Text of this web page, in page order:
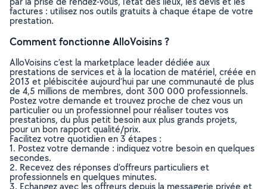
factures : utilisez nos outils gratuits à chaque étape de votre
prestation.
Comment fonctionne AlloVoisins ?
AlloVoisins c’est la marketplace leader dédiée aux
prestations de services et à la location de matériel, créée en
2013 et plébiscitée aujourd’hui par une communauté de plus
de 4,5 millions de membres, dont 300 000 professionnels.
Postez votre demande et trouvez proche de chez vous un
particulier ou un professionnel pour réaliser toutes vos
prestations, du plus petit besoin aux plus grands projets,
pour un bon rapport qualité/prix.
Facilitez votre quotidien en 3 étapes :
1. Postez votre demande : indiquez votre besoin en quelques
secondes.
2. Recevez des réponses d’offreurs particuliers et
professionnels en quelques minutes.
3. Echangez avec les offreurs depuis la messagerie privée et